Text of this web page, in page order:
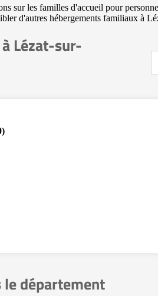
sur les familles d'accueil pour
d'autres hébergements familiaux à
Lézat-sur-
département